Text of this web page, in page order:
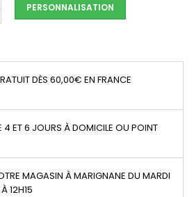
PERSONNALISATION
DÈS 60,00€ EN FRANCE
4 ET 6 JOURS À DOMICILE OU POINT
MAGASIN À MARIGNANE DU MARDI
12H15